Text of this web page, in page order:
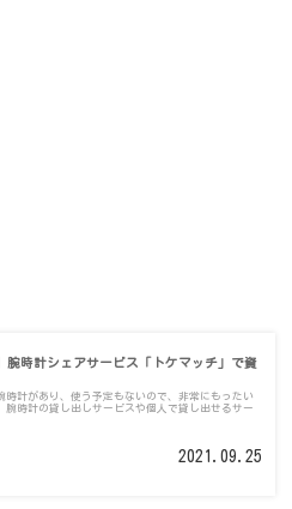
腕時計シェアサービス「トケマッチ」で資
時計があり、使う予定もないので、非常にもったい
腕時計の貸し出しサービスや個人で貸し出せるサー
2021.09.25